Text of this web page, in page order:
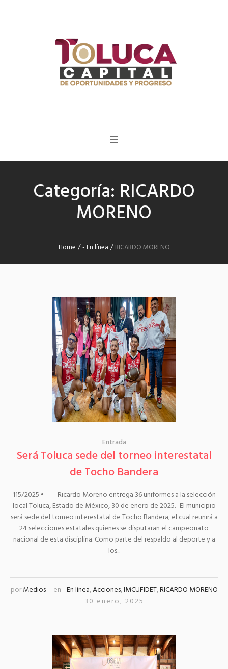
Categoría: RICARDO
MORENO
Home /- En línea /RICARDO MORENO
Entrada
Será Toluca sede del torneo interestatal
de Tocho Bandera
115/2025 • Ricardo Moreno entrega 36 uniformes a la selección
local Toluca, Estado de México, 30 de enero de 2025.- El municipio
será sede del torneo interestatal de Tocho Bandera, el cual reunirá a
24 selecciones estatales quienes se disputaran el campeonato
nacional de esta disciplina. Como parte del respaldo al deporte y a
los...
porMedios en- En línea,Acciones,IMCUFIDET,RICARDO MORENO
30 enero, 2025